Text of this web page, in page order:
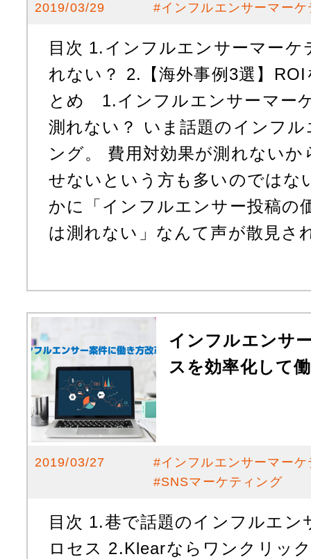
2019/03/29 #インフルエンサーマー
目次 1.インフルエンサーマー
れない？ 2.【海外事例3選】
とめ 1.インフルエンサーマー
測れない？ いま話題のインフ
ング。 費用対効果が測れないか
せないという方も多いのではな
かに「インフルエンサー投稿の
は測れない」なんて声が散見さ
インフルエンサ
スを効率化して
2019/03/27 #インフルエンサーマー
#SNSマーケティング
目次 1.巷で話題のインフルエン
ロセス 2.Klearならワンクリッ